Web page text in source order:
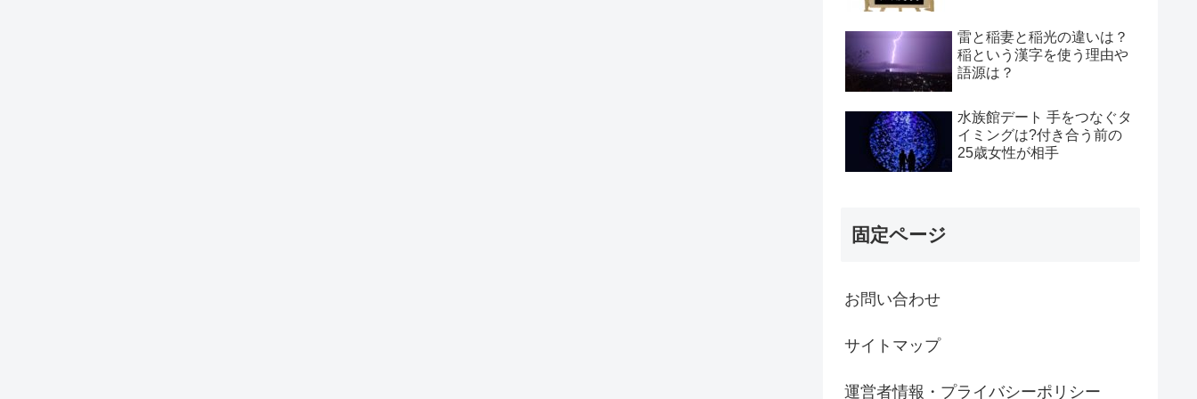
雷と稲妻と稲光の違いは？
稲という漢字を使う理由や
語源は？
水族館デート 手をつなぐタ
イミングは?付き合う前の
25歳女性が相手
固定ページ
お問い合わせ
サイトマップ
運営者情報・プライバシーポリシー